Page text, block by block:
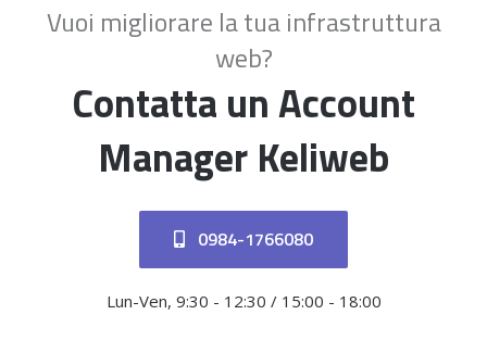
Vuoi migliorare la tua infrastruttura
web?
Contatta un Account
Manager Keliweb
0984-1766080
Lun-Ven, 9:30 - 12:30 / 15:00 - 18:00